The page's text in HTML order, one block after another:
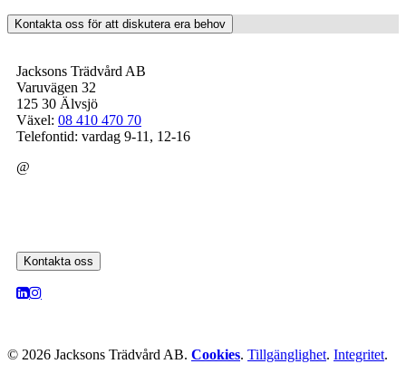
Kontakta oss för att diskutera era behov
Jacksons Trädvård AB
Varuvägen 32
125 30 Älvsjö
Växel: 08 410 470 70
Telefontid: vardag 9-11, 12-16
@
Kontakta oss
© 2026 Jacksons Trädvård AB. Cookies. Tillgänglighet. Integritet.